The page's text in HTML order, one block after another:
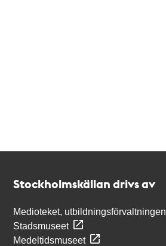
Stockholmskällan drivs av
Medioteket, utbildningsförvaltningen
Stadsmuseet
Medeltidsmuseet